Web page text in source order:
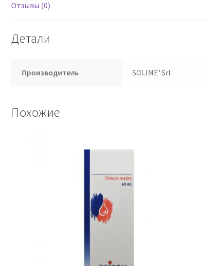
Отзывы (0)
Детали
Производитель SOLIME' Srl
Похожие